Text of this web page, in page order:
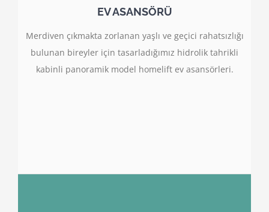
EV ASANSÖRÜ
Merdiven çıkmakta zorlanan yaşlı ve geçici rahatsızlığı
bulunan bireyler için tasarladığımız hidrolik tahrikli
kabinli panoramik model homelift ev asansörleri.